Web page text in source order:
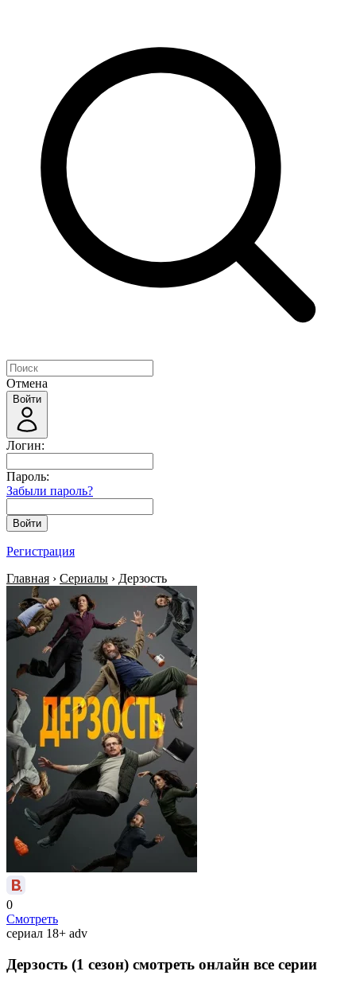
Отмена
Войти
Логин:
Пароль:
Забыли пароль?
Войти
Регистрация
Главная › Сериалы › Дерзость
0
Смотреть
сериал 18+ adv
Дерзость (1 сезон) смотреть онлайн все серии